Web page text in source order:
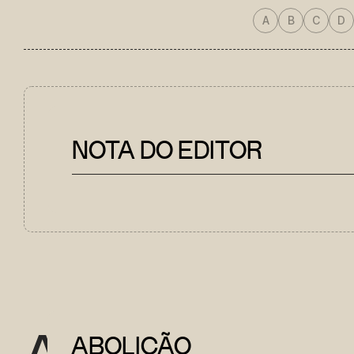
A B C D
NOTA DO EDITOR
ABOLIÇÃO